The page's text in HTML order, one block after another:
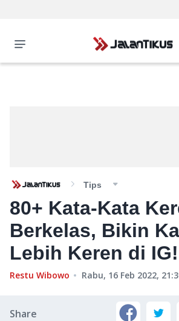
Tips
80+ Kata-Kata
Berkelas, Bikin
Lebih Keren di IG!
Restu Wibowo Rabu, 16 Feb 2022,
Share